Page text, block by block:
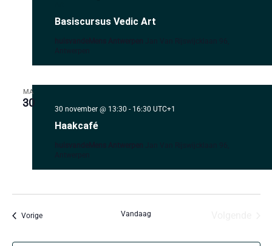
Basiscursus Vedic Art
MA
30
Haakcafé
30 november @ 13:30 - 16:30 UTC+1
VorigeEvenementen Vandaag